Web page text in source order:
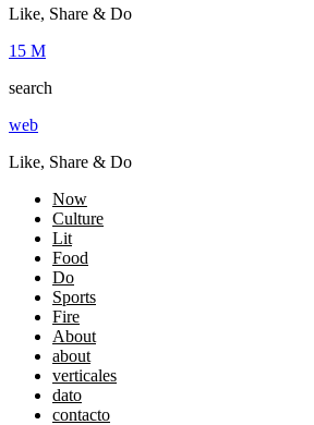
Like, Share & Do
15 M
search
web
Like, Share & Do
Now
Culture
Lit
Food
Do
Sports
Fire
About
about
verticales
dato
contacto